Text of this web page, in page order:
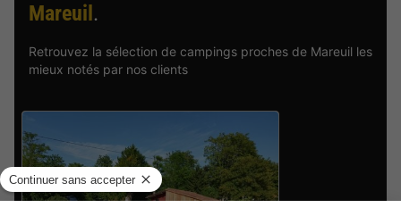
Mareuil .
Retrouvez la sélection de campings proches de Mareuil les
mieux notés par nos clients